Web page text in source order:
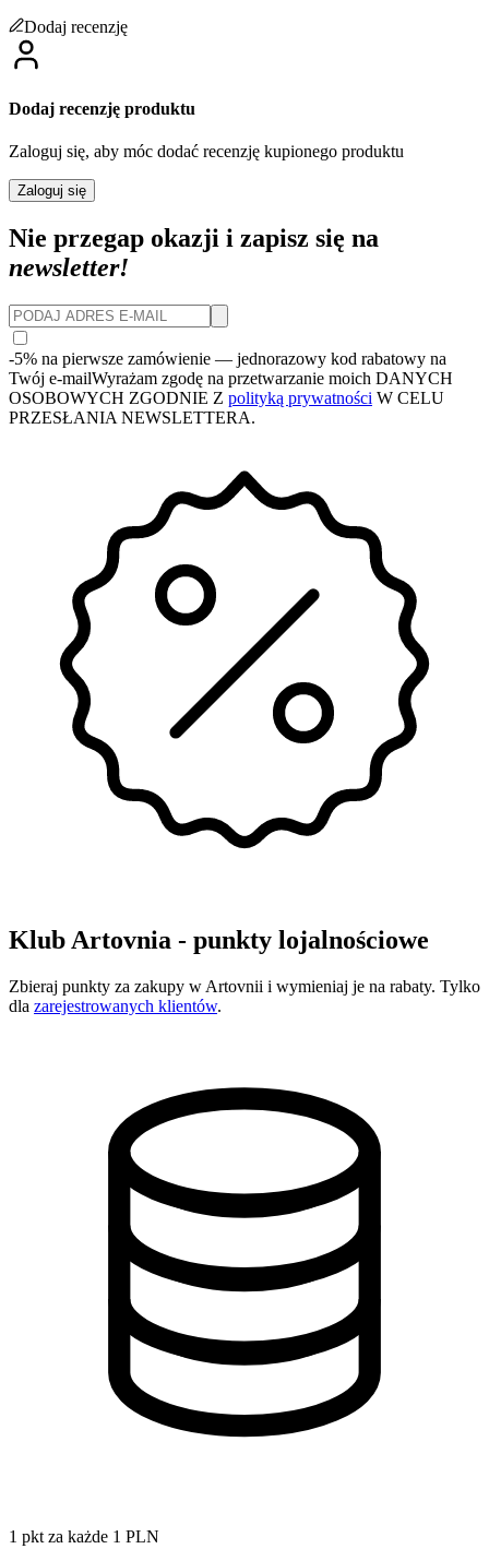
Dodaj recenzję
Dodaj recenzję produktu
Zaloguj się, aby móc dodać recenzję kupionego produktu
Zaloguj się
Nie przegap okazji i zapisz się na
newsletter!
-5% na pierwsze zamówienie — jednorazowy kod rabatowy na
Twój e-mailWyrażam zgodę na przetwarzanie moich DANYCH
OSOBOWYCH ZGODNIE Z polityką prywatności W CELU
PRZESŁANIA NEWSLETTERA.
Klub Artovnia - punkty lojalnościowe
Zbieraj punkty za zakupy w Artovnii i wymieniaj je na rabaty. Tylko
dla zarejestrowanych klientów.
1 pkt za każde 1 PLN